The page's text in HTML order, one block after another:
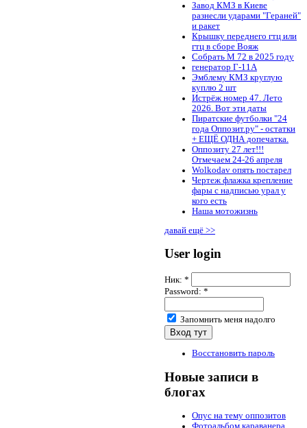
Завод КМЗ в Киеве
разнесли ударами "Гераней"
и ракет
Крышку переднего гтц или
гтц в сборе Вояж
Собрать М 72 в 2025 году
генератор Г-11А
Эмблему КМЗ круглую
куплю 2 шт
Истрёж номер 47. Лето
2026. Вот эти даты
Пиратские футболки "24
года Оппозит.ру" - остатки
+ ЕЩЁ ОДНА допечатка.
Оппозиту 27 лет!!!
Отмечаем 24-26 апреля
Wolkodav опять постарел
Чертеж флажка крепление
фары с надписью урал у
кого есть
Наша мотожизнь
давай ещё >>
User login
Ник: *
Password: *
Запомнить меня надолго
Восстановить пароль
Новые записи в
блогах
Опус на тему оппозитов
Фотоальбом караванера